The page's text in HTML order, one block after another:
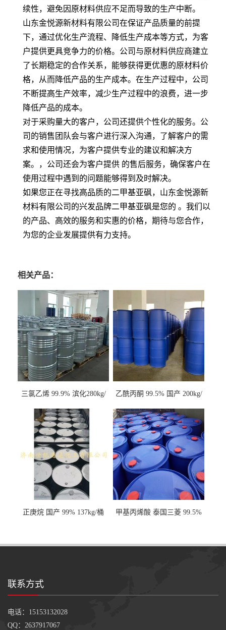
续性，避免因原材料供应不足而导致的生产中断。
山东金悦源新材料有限公司在保证产品质量的前提
下，通过优化生产流程、降低生产成本等方式，为客
户提供更具竞争力的价格。公司与原材料供应商建立
了长期稳定的合作关系，能够获得更优惠的原材料价
格，从而降低产品的生产成本。在生产过程中，公司
不断提高生产效率，减少生产过程中的浪费，进一步
降低产品的成本。
对于采购量大的客户，公司还提供个性化的服务。公
司的销售团队会与客户进行深入沟通，了解客户的需
求和使用情况，为客户提供专业的建议和解决方
案。，公司还会为客户提供 的售后服务，确保客户在
使用过程中遇到的问题能够得到及时解决。
如果您正在寻找高品质的二甲基亚砜，山东金悦源新
材料有限公司的兴发品牌二甲基亚砜是您的 。我们以
的产品、高效的服务和实惠的价格，期待与您合作，
为您的企业发展提供有力支持。
相关产品：
三氯乙烯 99.9% 滨化280kg/
乙酰丙酮 99.5% 国产 200kg/
正庚烷 国产 99% 137kg/桶
甲基丙烯酸 泰国三菱 99.5%
联系方式
电话：15153132028
QQ：2637917067